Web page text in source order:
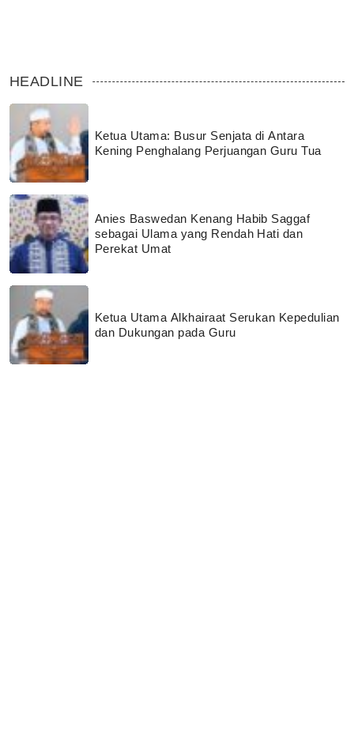
HEADLINE
Ketua Utama: Busur Senjata di Antara
Kening Penghalang Perjuangan Guru Tua
Anies Baswedan Kenang Habib Saggaf
sebagai Ulama yang Rendah Hati dan
Perekat Umat
Ketua Utama Alkhairaat Serukan Kepedulian
dan Dukungan pada Guru